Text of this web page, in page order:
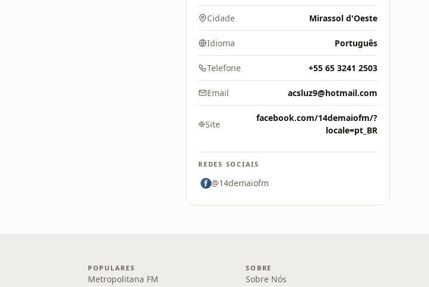
Cidade Mirassol d'Oeste
Idioma Português
Telefone +55 65 3241 2503
Email acsluz9@hotmail.com
Site
facebook.com/14demaiofm/?
locale=pt_BR
REDES SOCIAIS
@14demaiofm
POPULARES
Metropolitana FM
SOBRE
Sobre Nós